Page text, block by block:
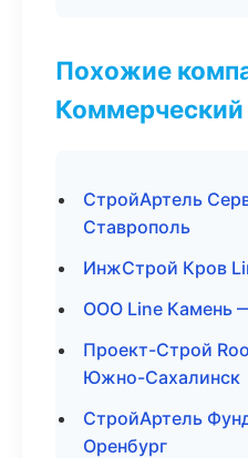
Похожие
Коммерческий
СтройАртель
Ставрополь
ИнжСтрой Кров
ООО Line Камень
Проект-Строй
Южно-Сахалинск
СтройАртель
Оренбург